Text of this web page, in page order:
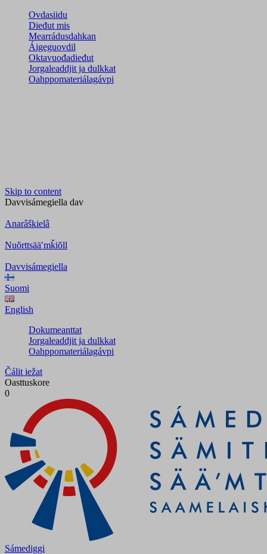
Ovdasiidu
Dieđut mis
Mearrádusdahkan
Áigeguovdil
Oktavuođadieđut
Jorgaleaddjit ja dulkkat
Oahppomateriálagávpi
Skip to content
Davvisámegiella dav
Anarâškielâ
Nuõrttsääʹmǩiõll
Davvisámegiella
Suomi
English
Dokumeanttat
Jorgaleaddjit ja dulkkat
Oahppomateriálagávpi
Čálit iežat
Oasttuskore
0
Sámediggi